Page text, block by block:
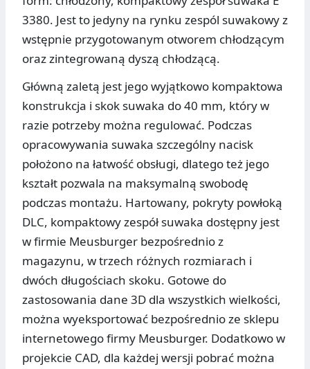
3380. Jest to jedyny na rynku zespól suwakowy z
wstępnie przygotowanym otworem chłodzącym
oraz zintegrowaną dyszą chłodzącą.
Główną zaletą jest jego wyjątkowo kompaktowa
konstrukcja i skok suwaka do 40 mm, który w
razie potrzeby można regulować. Podczas
opracowywania suwaka szczególny nacisk
położono na łatwość obsługi, dlatego też jego
kształt pozwala na maksymalną swobodę
podczas montażu. Hartowany, pokryty powłoką
DLC, kompaktowy zespół suwaka dostępny jest
w firmie Meusburger bezpośrednio z
magazynu, w trzech różnych rozmiarach i
dwóch długościach skoku. Gotowe do
zastosowania dane 3D dla wszystkich wielkości,
można wyeksportować bezpośrednio ze sklepu
internetowego firmy Meusburger. Dodatkowo w
projekcie CAD, dla każdej wersji pobrać można